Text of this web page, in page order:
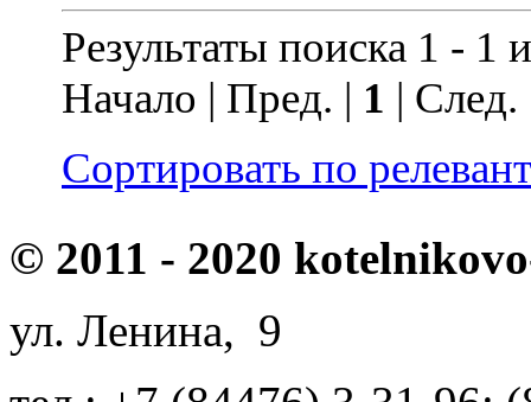
Результаты поиска 1 - 1
Начало | Пред. | 1 |
Сортировать по
© 2011 - 2020
ул. Ленина, 9